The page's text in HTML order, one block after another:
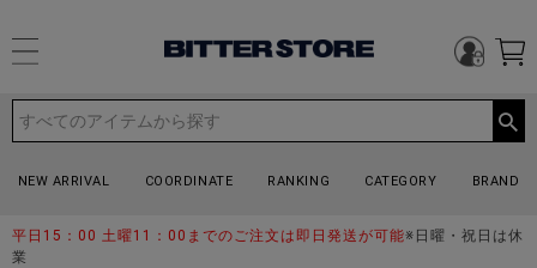
NEW ARRIVAL COORDINATE RANKING CATEGORY BRAND
平日15：00 土曜11：00までのご注文は即日発送が可能※日曜・祝日は休
業